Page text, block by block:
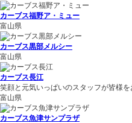
カーブス福野ア・ミュー
富山県
カーブス黒部メルシー
富山県
カーブス長江
笑顔と元気いっぱいのスタッフが皆様
富山県
カーブス魚津サンプラザ